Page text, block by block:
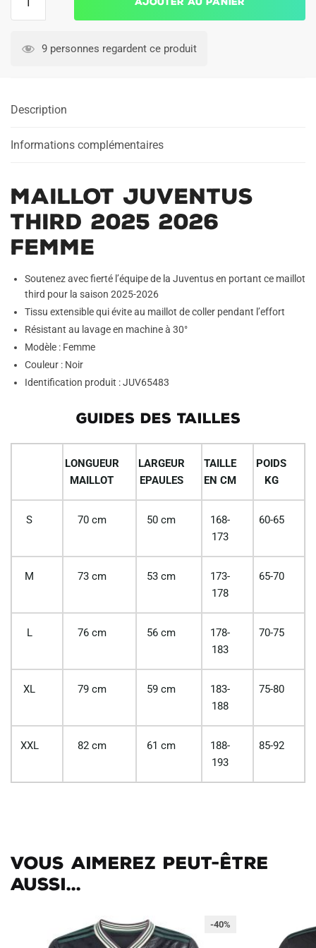
Juventus
Femme
9 personnes regardent ce produit
Description
Informations complémentaires
Maillot Juventus
Third 2025 2026
Femme
Soutenez avec fierté l’équipe de la Juventus en portant ce maillot
third pour la saison 2025-2026
Tissu extensible qui évite au maillot de coller pendant l’effort
Résistant au lavage en machine à 30°
Modèle : Femme
Couleur : Noir
Identification produit : JUV65483
GUIDES DES TAILLES
LONGUEUR
MAILLOT
LARGEUR
EPAULES
TAILLE
EN CM
POIDS
KG
S 70 cm 50 cm
168-
173
60-65
M 73 cm 53 cm
173-
178
65-70
L 76 cm 56 cm
178-
183
70-75
XL 79 cm 59 cm
183-
188
75-80
XXL 82 cm 61 cm
188-
193
85-92
Vous aimerez peut-être
aussi...
-40%